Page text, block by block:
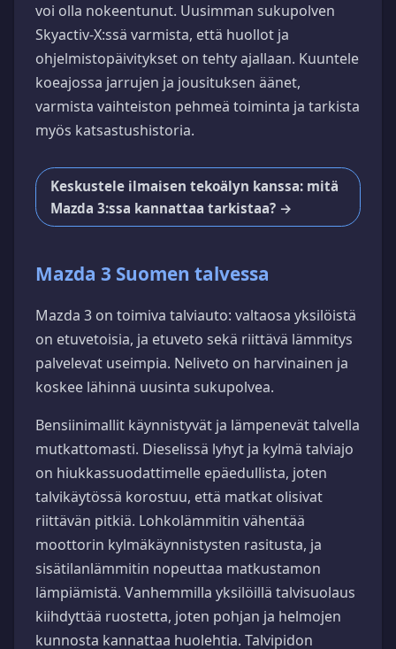
voi olla nokeentunut. Uusimman sukupolven
Skyactiv-X:ssä varmista, että huollot ja
ohjelmistopäivitykset on tehty ajallaan. Kuuntele
koeajossa jarrujen ja jousituksen äänet,
varmista vaihteiston pehmeä toiminta ja tarkista
myös katsastushistoria.
Keskustele ilmaisen tekoälyn kanssa: mitä
Mazda 3:ssa kannattaa tarkistaa? →
Mazda 3 Suomen talvessa
Mazda 3 on toimiva talviauto: valtaosa yksilöistä
on etuvetoisia, ja etuveto sekä riittävä lämmitys
palvelevat useimpia. Neliveto on harvinainen ja
koskee lähinnä uusinta sukupolvea.
Bensiinimallit käynnistyvät ja lämpenevät talvella
mutkattomasti. Dieselissä lyhyt ja kylmä talviajo
on hiukkassuodattimelle epäedullista, joten
talvikäytössä korostuu, että matkat olisivat
riittävän pitkiä. Lohkolämmitin vähentää
moottorin kylmäkäynnistysten rasitusta, ja
sisätilanlämmitin nopeuttaa matkustamon
lämpiämistä. Vanhemmilla yksilöillä talvisuolaus
kiihdyttää ruostetta, joten pohjan ja helmojen
kunnosta kannattaa huolehtia. Talvipidon